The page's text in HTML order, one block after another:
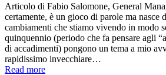
Articolo di Fabio Salomone, General
certamente, è un gioco di parole ma nasce
cambiamenti che stiamo vivendo in modo
quinquennio (periodo che fa pensare agli
di accadimenti) pongono un tema a mio
rapidissimo invecchiare…
Read more